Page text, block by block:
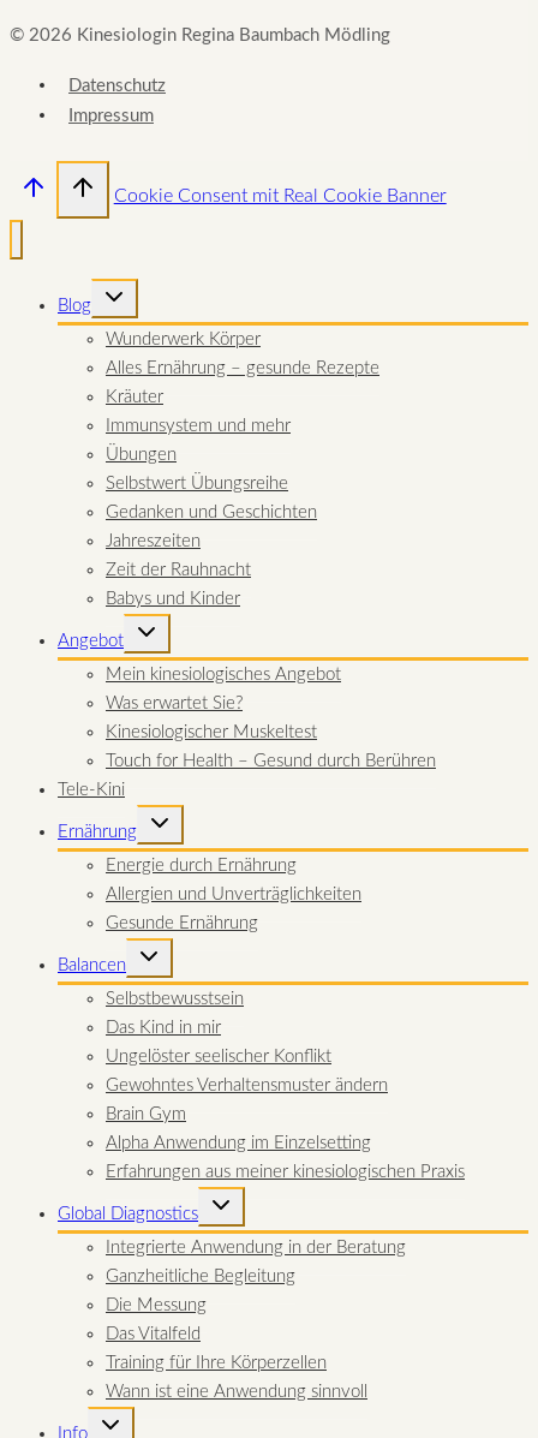
© 2026 Kinesiologin Regina Baumbach Mödling
Datenschutz
Impressum
Cookie Consent mit Real Cookie Banner
Blog
UNTERMENÜ
Wunderwerk Körper
Alles Ernährung – gesunde Rezepte
Kräuter
Immunsystem und mehr
Übungen
Selbstwert Übungsreihe
Gedanken und Geschichten
Jahreszeiten
Zeit der Rauhnacht
Babys und Kinder
Angebot
UNTERMENÜ
Mein kinesiologisches Angebot
Was erwartet Sie?
Kinesiologischer Muskeltest
Touch for Health – Gesund durch Berühren
Tele-Kini
Ernährung
UNTERMENÜ
Energie durch Ernährung
Allergien und Unverträglichkeiten
Gesunde Ernährung
Balancen
UNTERMENÜ
Selbstbewusstsein
Das Kind in mir
Ungelöster seelischer Konflikt
Gewohntes Verhaltensmuster ändern
Brain Gym
Alpha Anwendung im Einzelsetting
Erfahrungen aus meiner kinesiologischen Praxis
Global Diagnostics
UNTERMENÜ
Integrierte Anwendung in der Beratung
Ganzheitliche Begleitung
Die Messung
Das Vitalfeld
Training für Ihre Körperzellen
Wann ist eine Anwendung sinnvoll
Info
UNTERMENÜ